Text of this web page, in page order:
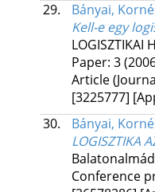
29.
Bányai,
Kell-e egy
LOGISZTIKAI
Paper: 3
Article
[3225777]
30.
Bányai,
LOGISZTIKA
Conference